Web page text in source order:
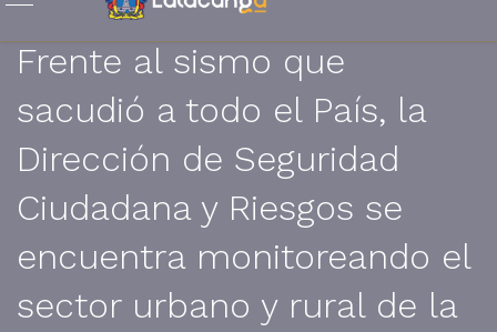
Frente al sismo que
sacudió a todo el País, la
Dirección de Seguridad
Ciudadana y Riesgos se
encuentra monitoreando el
sector urbano y rural de la